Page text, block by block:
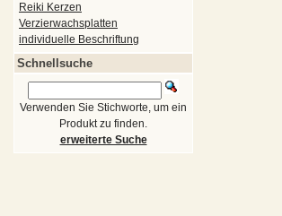
Reiki Kerzen
Verzierwachsplatten
individuelle Beschriftung
Schnellsuche
Verwenden Sie Stichworte, um ein
Produkt zu finden.
erweiterte Suche